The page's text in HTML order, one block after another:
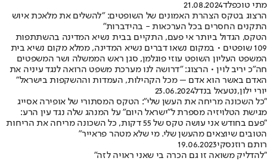
מתי טוכפלד21.08.2024
הרצוג בטקס הצהרת האמונים של השופטים: "להשלים את מלאכת איוש
התקנים החסרים בכל הערכאות - בהידברות"
הטקס, הגדול ביותר אי פעם, התקיים בבית נשיא המדינה בהשתתפות
109 שופטים • במקום נשאו דברים נשיא המדינה, ממלא מקום נשיא בית
המשפט העליון השופט עוזי פוגלמן, סגן ראש הממשלה ושר המשפטים
חה"כ יריב לוין • הרצוג: "דרושה לנו מערכת משפט הרואה לנגד עיניה את
האדם באשר הוא אדם – מכל הקהילות, העמדות וההשקפות בישראל"
יורי ילון,נטעאל בנדל23.06.2024
"כל השכונה מריחה את העשן שלי": הטקס המסתורי של אופירה אסייג
מגישת הטלויזיה מספרת ל"ישראל היום" על המנהג שלה נגד עין הרע:
"פעם בחודש אני עושה טקס של 55 דקות, כל השכונה מריחה את הריחות
הטובים שיוצאים מהעשן שלי. מי שלא מטהר פראייר"
רותם רוזנסקי19.06.2023
"להדליק משואה זו גם הכרה בי שאני ראויה לזה"